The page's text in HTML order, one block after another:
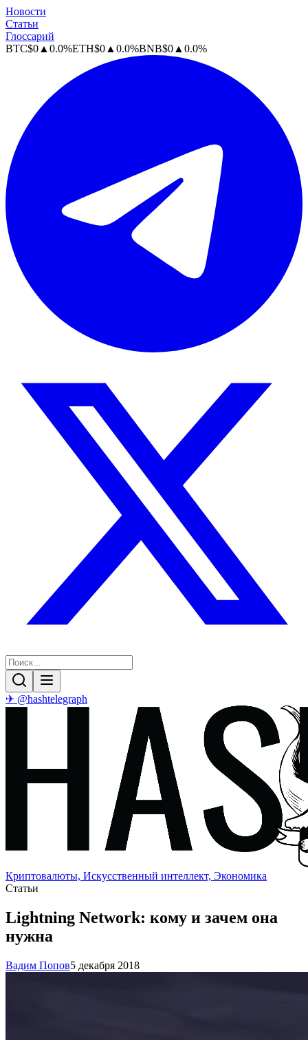
Новости
Статьи
Глоссарий
BTC$0 ▲ 0.0%ETH$0 ▲ 0.0%BNB$0 ▲ 0.0%
✈ @hashtelegraph
Криптовалюты, Искусственный интеллект, Экономика
Статьи
Lightning Network: кому и зачем она
нужна
Вадим Попов5 декабря 2018